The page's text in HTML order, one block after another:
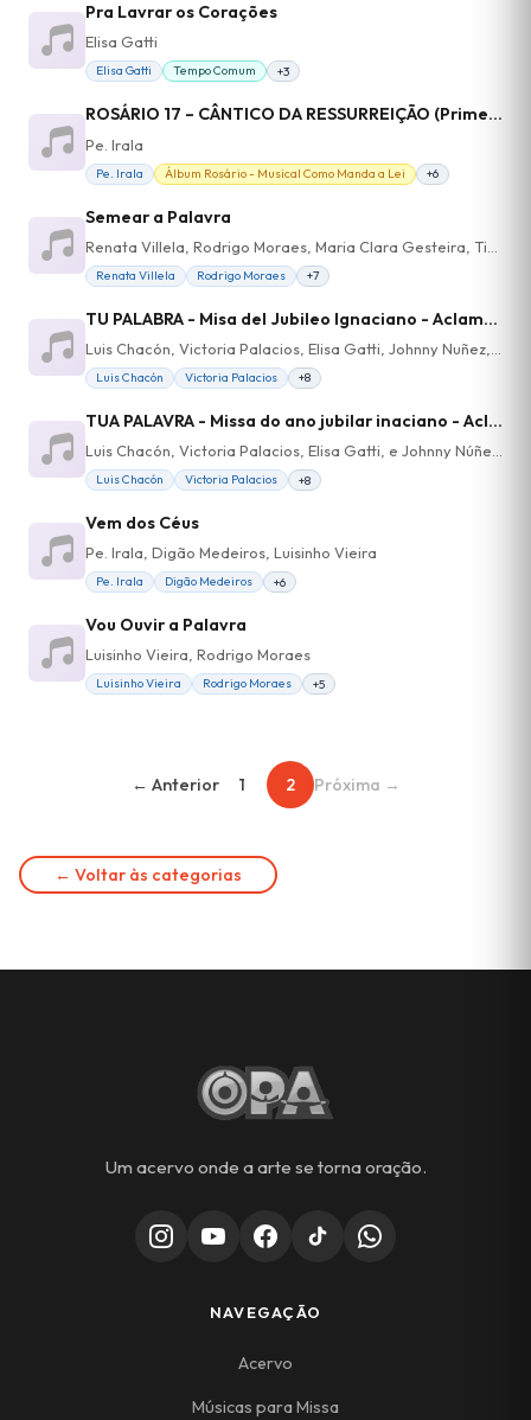
Pra Lavrar os Corações
Elisa Gatti
Elisa Gatti Tempo Comum +3
ROSÁRIO 17 – CÂNTICO DA RESSURREIÇÃO (Primeiro Mistério Glorioso)
Pe. Irala
Pe. Irala Álbum Rosário - Musical Como Manda a Lei +6
Semear a Palavra
Renata Villela Rodrigo Moraes +7
TU PALABRA - Misa del Jubileo Ignaciano - Aclamación al Evangelio
Luis Chacón Victoria Palacios +8
TUA PALAVRA - Missa do ano jubilar inaciano - Aclamação ao evangelho
Luis Chacón Victoria Palacios +8
Vem dos Céus
Pe. Irala, Digão Medeiros, Luisinho Vieira
Pe. Irala Digão Medeiros +6
Vou Ouvir a Palavra
Luisinho Vieira, Rodrigo Moraes
Luisinho Vieira Rodrigo Moraes +5
← Anterior 1 2 Próxima →
← Voltar às categorias
Um acervo onde a arte se torna oração.
NAVEGAÇÃO
Acervo
Músicas para Missa